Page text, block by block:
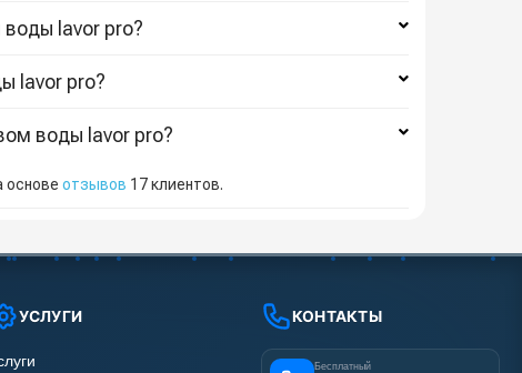
воды lavor pro?
lavor pro?
воды lavor pro?
основе отзывов 17клиентов.
УСЛУГИ КОНТАКТЫ
Бесплатный